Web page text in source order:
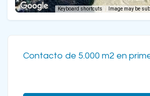
Keyboard shortcuts Image may be
Contacto de 5.000 m2 en